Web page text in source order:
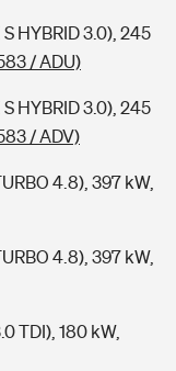
HYBRID 3.0), 245
/ ADU)
HYBRID 3.0), 245
/ ADV)
4.8), 397 kW,
4.8), 397 kW,
TDI), 180 kW,